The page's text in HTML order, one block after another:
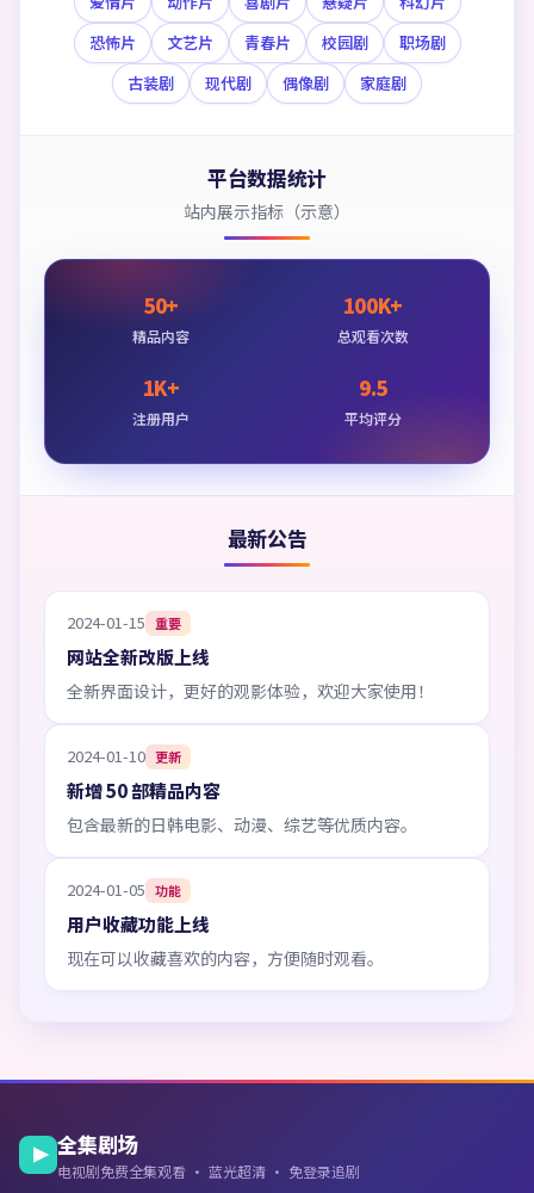
恐怖片
文艺片 青春片 校园剧
职场剧
古装剧
现代剧 偶像剧 家庭剧
平台数据统计
站内展示指标（示意）
50+
精品内容
100K+
总观看次数
1K+
注册用户
9.5
平均评分
最新公告
2024-01-15 重要
网站全新改版上线
全新界面设计，更好的观影体验，欢迎大家使用！
2024-01-10 更新
新增 50 部精品内容
包含最新的日韩电影、动漫、综艺等优质内容。
2024-01-05 功能
用户收藏功能上线
现在可以收藏喜欢的内容，方便随时观看。
全集剧场
电视剧免费全集观看 · 蓝光超清 · 免登录追剧